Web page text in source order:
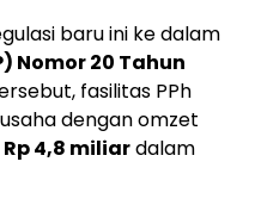
baru ini ke dalam
Nomor 20 Tahun
fasilitas PPh
dengan omzet
Rp 4,8 miliardalam